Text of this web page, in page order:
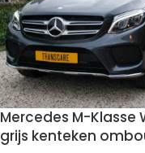
Mercedes M-Klasse
grijs kenteken